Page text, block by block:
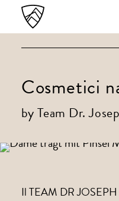
Cosmetici
by Team Dr.
Il TEAM DR JOSEPH